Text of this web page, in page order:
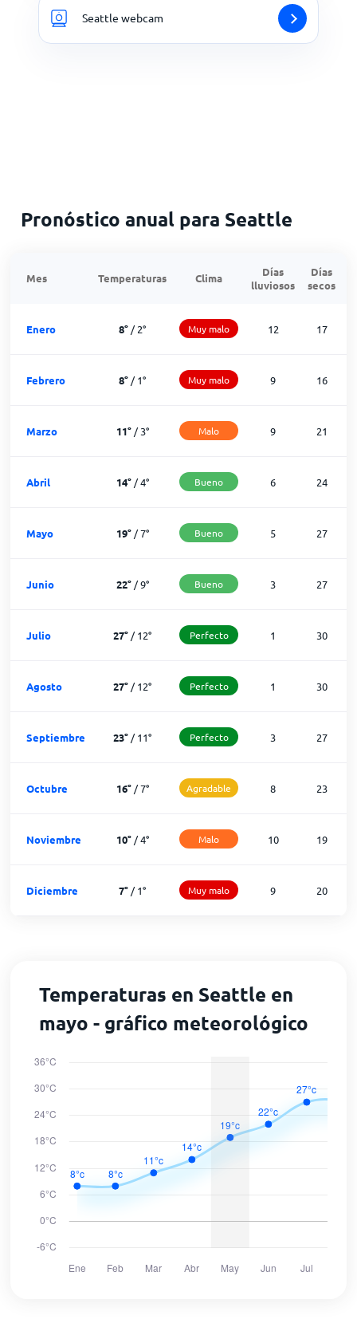
Seattle webcam
Pronóstico anual para Seattle
Mes Temperaturas Clima
Días
lluviosos
Días
secos
Enero 8° /2° Muy malo 12 17
Febrero 8° /1° Muy malo 9 16
Marzo 11°/3° Malo 9 21
Abril 14°/4° Bueno 6 24
Mayo 19°/7° Bueno 5 27
Junio 22°/9° Bueno 3 27
Julio 27° /12° Perfecto 1 30
Agosto 27° /12° Perfecto 1 30
Septiembre 23° /11° Perfecto 3 27
Octubre 16°/7° Agradable 8 23
Noviembre 10°/4° Malo 10 19
Diciembre 7° /1° Muy malo 9 20
Temperaturas en Seattle en
mayo - gráfico meteorológico